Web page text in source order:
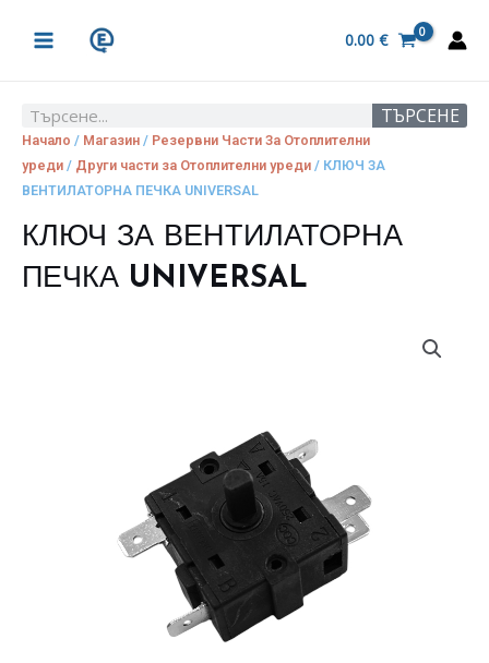
MENU
0.00 €
Search ТЪРСЕНЕ
Начало / Магазин / Резервни Части За Отоплителни
уреди / Други части за Отоплителни уреди / КЛЮЧ ЗА
ВЕНТИЛАТОРНА ПЕЧКА UNIVERSAL
КЛЮЧ ЗА ВЕНТИЛАТОРНА
ПЕЧКА UNIVERSAL